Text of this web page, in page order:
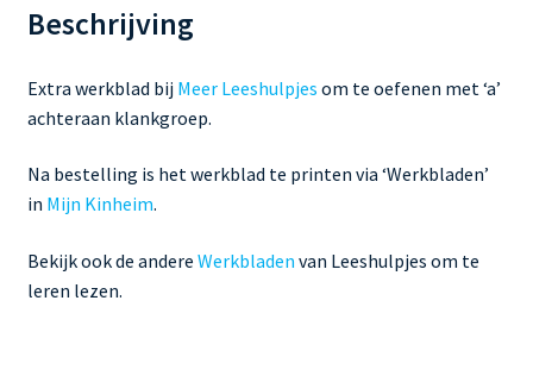
Beschrijving
Extra werkblad bij Meer Leeshulpjes om te oefenen met ‘a’
achteraan klankgroep.
Na bestelling is het werkblad te printen via ‘Werkbladen’
in Mijn Kinheim.
Bekijk ook de andere Werkbladen van Leeshulpjes om te
leren lezen.